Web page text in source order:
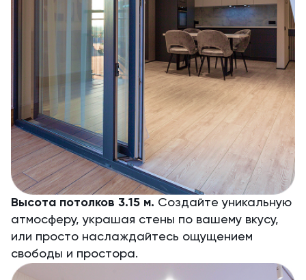
Высота потолков 3.15 м. Создайте уникальную
атмосферу, украшая стены по вашему вкусу,
или просто наслаждайтесь ощущением
свободы и простора.